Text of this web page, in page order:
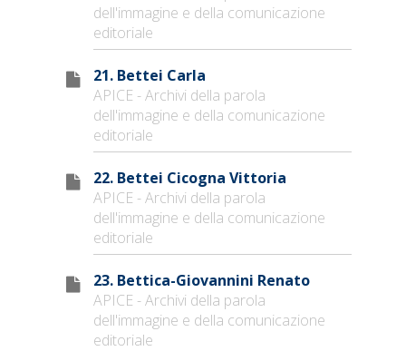
dell'immagine e della comunicazione
editoriale
21. Bettei Carla
APICE - Archivi della parola
dell'immagine e della comunicazione
editoriale
22. Bettei Cicogna Vittoria
APICE - Archivi della parola
dell'immagine e della comunicazione
editoriale
23. Bettica-Giovannini Renato
APICE - Archivi della parola
dell'immagine e della comunicazione
editoriale